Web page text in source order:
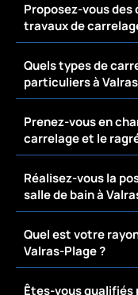
Proposez-vous
travaux de
Quels types de
particuliers à
Prenez-vous en
carrelage et le
Réalisez-vous la
salle de bain à
Quel est votre
Valras-Plage ?
Êtes-vous qualifiés